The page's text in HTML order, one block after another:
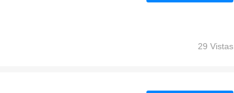
29 Vistas